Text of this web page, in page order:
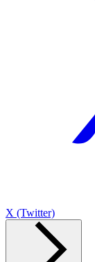
X (Twitter)